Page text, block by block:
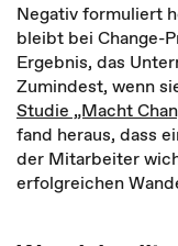
Negativ formuliert
bleibt bei Change-
Ergebnis, das
Zumindest, wenn
Studie „Macht
fand heraus, dass
der Mitarbeiter
erfolgreichen